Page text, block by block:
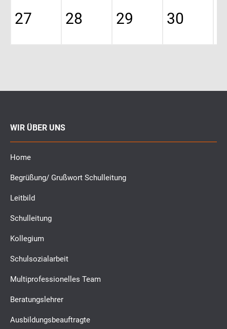
27 28 29 30
WIR ÜBER UNS
Home
Begrüßung/ Grußwort Schulleitung
Leitbild
Schulleitung
Kollegium
Schulsozialarbeit
Multiprofessionelles Team
Beratungslehrer
Ausbildungsbeauftragte